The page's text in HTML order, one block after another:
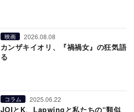
映画 2026.08.08
カンザキイオリ、『禍禍女』の狂気語
る
コラム 2025.06.22
JOIとK、Lapwingと私たちの“類似